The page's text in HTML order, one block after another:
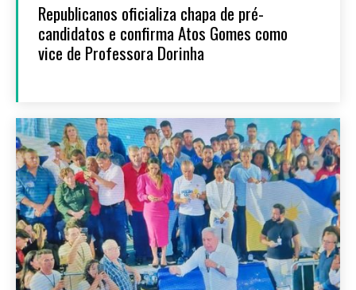
Republicanos oficializa chapa de pré-
candidatos e confirma Atos Gomes como
vice de Professora Dorinha